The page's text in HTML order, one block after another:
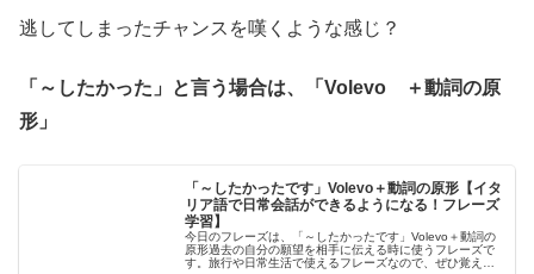
逃してしまったチャンスを嘆くような感じ？
「～したかった」と言う場合は、「Volevo ＋動詞の原
形」
「～したかったです」Volevo＋動詞の原形【イタ
リア語で日常会話ができるようになる！フレーズ
学習】
今日のフレーズは、「～したかったです」Volevo＋動詞の
原形過去の自分の願望を相手に伝える時に使うフレーズで
す。旅行や日常生活で使えるフレーズなので、ぜひ覚えて